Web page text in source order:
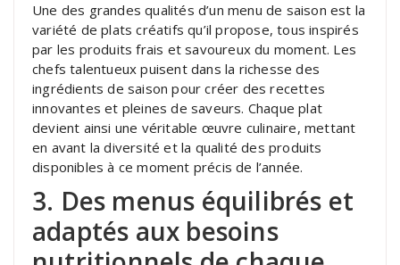
Une des grandes qualités d’un menu de saison est la
variété de plats créatifs qu’il propose, tous inspirés
par les produits frais et savoureux du moment. Les
chefs talentueux puisent dans la richesse des
ingrédients de saison pour créer des recettes
innovantes et pleines de saveurs. Chaque plat
devient ainsi une véritable œuvre culinaire, mettant
en avant la diversité et la qualité des produits
disponibles à ce moment précis de l’année.
3. Des menus équilibrés et
adaptés aux besoins